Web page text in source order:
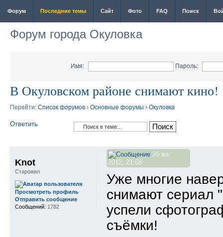
Форум Последние темы Сайт Фото FAQ Поиск
Форум города Окуловка
Имя: Пароль:
В Окуловском районе снимают кино!
Перейти: Список форумов › Основные форумы › Окуловка
Ответить
25 авг
2012, 21:58
Уже многие
снимают сериал
успели
съёмки!
Knot
Старожил
Просмотреть профиль
Отправить сообщение
Сообщений: 1782